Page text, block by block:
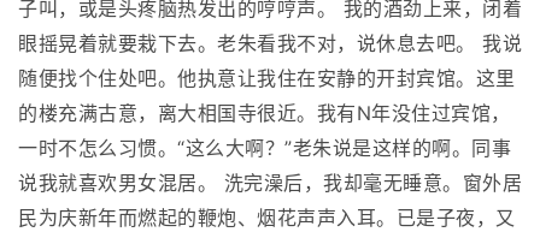
子叫，或是头疼脑热发出的哼哼声。 我的酒劲上来，闭着
眼摇晃着就要栽下去。老朱看我不对，说休息去吧。 我说
随便找个住处吧。他执意让我住在安静的开封宾馆。这里
的楼充满古意，离大相国寺很近。我有N年没住过宾馆，
一时不怎么习惯。“这么大啊？”老朱说是这样的啊。同事
说我就喜欢男女混居。 洗完澡后，我却毫无睡意。窗外居
民为庆新年而燃起的鞭炮、烟花声声入耳。已是子夜，又